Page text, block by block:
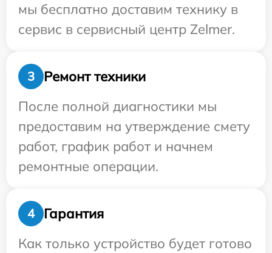
мы бесплатно доставим технику в
сервис в сервисный центр Zelmer.
3
Ремонт техники
После полной диагностики мы
предоставим на утверждение смету
работ, график работ и начнем
ремонтные операции.
4
Гарантия
Как только устройство будет готово